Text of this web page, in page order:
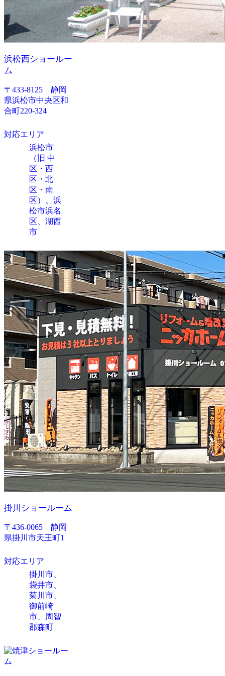
浜松西ショールー
ム
〒433-8125 静岡
県浜松市中央区和
合町220-324
対応エリア
浜松市
（旧 中
区・西
区・北
区・南
区）、浜
松市浜名
区、湖西
市
掛川ショールーム
〒436-0065 静岡
県掛川市天王町1
対応エリア
掛川市、
袋井市、
菊川市、
御前崎
市、周智
郡森町